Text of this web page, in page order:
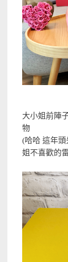
大小姐前陣
物
(哈哈 這年
姐不喜歡的